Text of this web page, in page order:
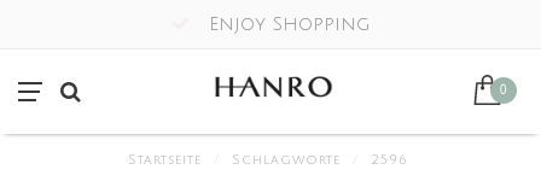
Enjoy Shopping
0
Startseite Schlagworte 2596